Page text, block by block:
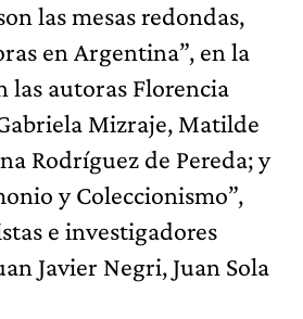
las mesas redondas,
en Argentina”, en la
las autoras Florencia
Mizraje, Matilde
Rodríguez de Pereda; y
y Coleccionismo”,
e investigadores
Javier Negri, Juan Sola